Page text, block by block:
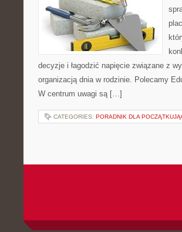
decyzje i łagodzić napięcie związane z
organizacją dnia w rodzinie. Polecamy
W centrum uwagi są […]
CATEGORIES: PORADNIK DLA